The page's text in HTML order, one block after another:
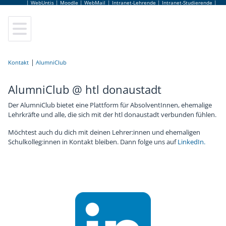
| WebUntis | Moodle | WebMail | Intranet-Lehrende | Intranet-Studierende |
Kontakt AlumniClub
AlumniClub @ htl donaustadt
Der AlumniClub bietet eine Plattform für AbsolventInnen, ehemalige
Lehrkräfte und alle, die sich mit der htl donaustadt verbunden fühlen.
Möchtest auch du dich mit deinen Lehrer:innen und ehemaligen
Schulkolleg:innen in Kontakt bleiben. Dann folge uns aufLinkedIn.
Elektronik und Technische Informatik
Informationstechnologie
Informatik
Abendschule
Elternverein
Schulgemeinschaftsausschuss
Leitbild
Hausordnung
Tage der offenen Tür
Virtuelle Schulführung
Lehrerinnen und Lehrer
Bildungsberatung
Jugendcoaching
Schulpsychologie
Schulbesuchsbestätigung
Terminkalender
Jobbörse
Schulbuffet